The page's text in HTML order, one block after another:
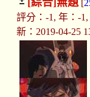
[綜合]無題[
評分：-1, 年：-
新：2019-04-25